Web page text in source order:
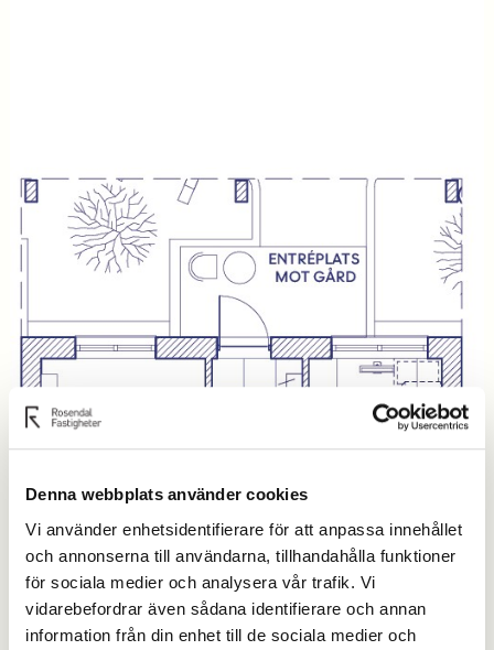
Denna webbplats använder cookies
Vi använder enhetsidentifierare för att anpassa innehållet
och annonserna till användarna, tillhandahålla funktioner
för sociala medier och analysera vår trafik. Vi
vidarebefordrar även sådana identifierare och annan
information från din enhet till de sociala medier och